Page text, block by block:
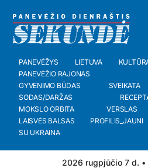
PANEVĖŽYS LIETUVA
PANEVĖŽIO RAJONAS
GYVENIMO BŪDAS
SVEIKATA
SODAS/DARŽAS
MOKSLO ORBITA
VERSLAS
LAISVĖS BALSAS
PROFILIS_JAUNI
SU UKRAINA
2026 rugpjūčio 7 d. •